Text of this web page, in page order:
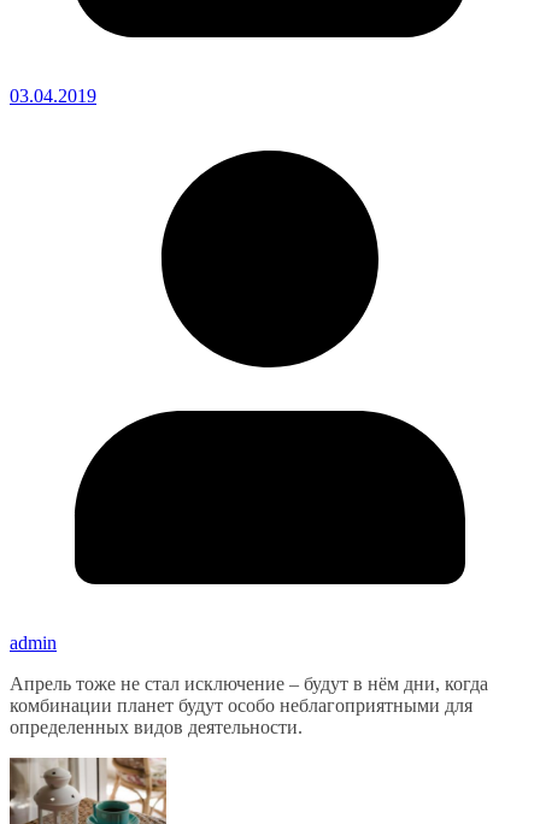
03.04.2019
admin
Апрель тоже не стал исключение – будут в нём дни, когда
комбинации планет будут особо неблагоприятными для
определенных видов деятельности.